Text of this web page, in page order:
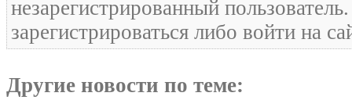
незарегистрированный
зарегистрироваться либо войти на
Другие новости по теме: